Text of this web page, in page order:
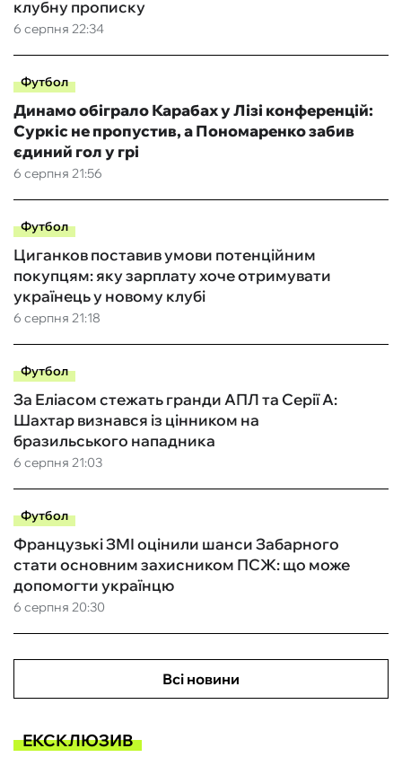
6 серпня 22:34
клубну прописку
Футбол
6 серпня 21:56
Динамо обіграло Карабах у Лізі конференцій:
Суркіс не пропустив, а Пономаренко забив
єдиний гол у грі
Футбол
6 серпня 21:18
Циганков поставив умови потенційним
покупцям: яку зарплату хоче отримувати
українець у новому клубі
Футбол
6 серпня 21:03
За Еліасом стежать гранди АПЛ та Серії А:
Шахтар визнався із цінником на
бразильського нападника
Футбол
6 серпня 20:30
Французькі ЗМІ оцінили шанси Забарного
стати основним захисником ПСЖ: що може
допомогти українцю
Всі новини
ЕКСКЛЮЗИВ